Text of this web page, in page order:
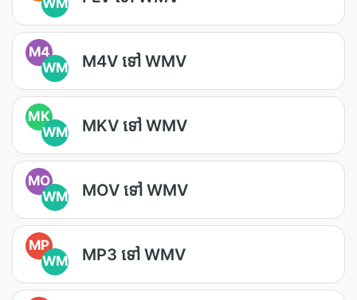
WM
M4
WM
M4V ទៅ WMV
MK
WM
MKV ទៅ WMV
MO
WM
MOV ទៅ WMV
MP
WM
MP3 ទៅ WMV